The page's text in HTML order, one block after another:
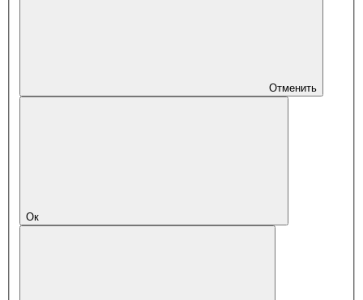
Отменить
Ок